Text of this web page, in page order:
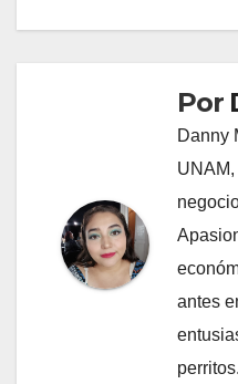
Por
Danny
antes
perritos.